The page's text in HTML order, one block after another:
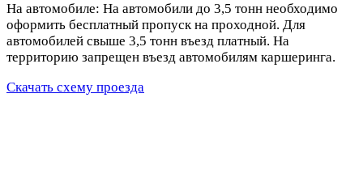
На автомобиле: На автомобили до 3,5 тонн необходимо
оформить бесплатный пропуск на проходной. Для
автомобилей свыше 3,5 тонн въезд платный. На
территорию запрещен въезд автомобилям каршеринга.
Скачать схему проезда